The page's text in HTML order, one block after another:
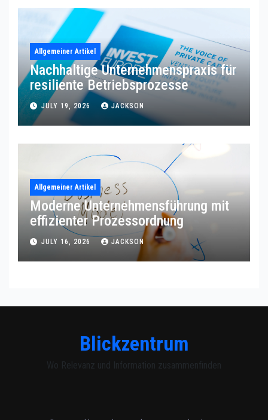
Allgemeiner Artikel
Nachhaltige Unternehmenspraxis für
resiliente Betriebsprozesse
JULY 19, 2026 JACKSON
Allgemeiner Artikel
Moderne Unternehmensführung mit
effizienter Prozessordnung
JULY 16, 2026 JACKSON
Blickzentrum
Wo Relevanz und Information zusammenfinden